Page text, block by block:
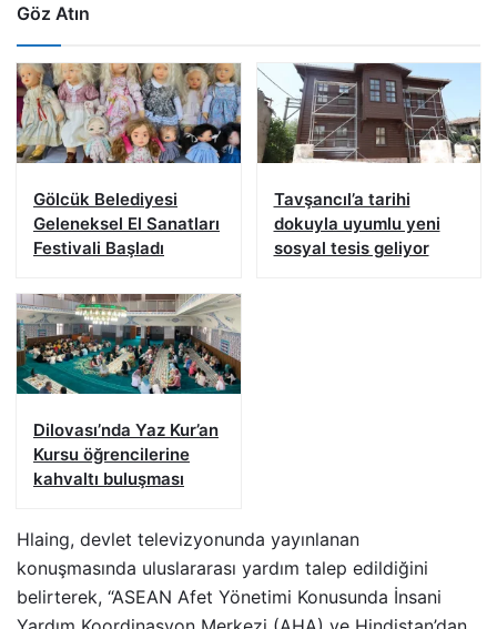
Göz Atın
Gölcük Belediyesi
Geleneksel El Sanatları
Festivali Başladı
Tavşancıl’a tarihi
dokuyla uyumlu yeni
sosyal tesis geliyor
Dilovası’nda Yaz Kur’an
Kursu öğrencilerine
kahvaltı buluşması
Hlaing, devlet televizyonunda yayınlanan
konuşmasında uluslararası yardım talep edildiğini
belirterek, “ASEAN Afet Yönetimi Konusunda İnsani